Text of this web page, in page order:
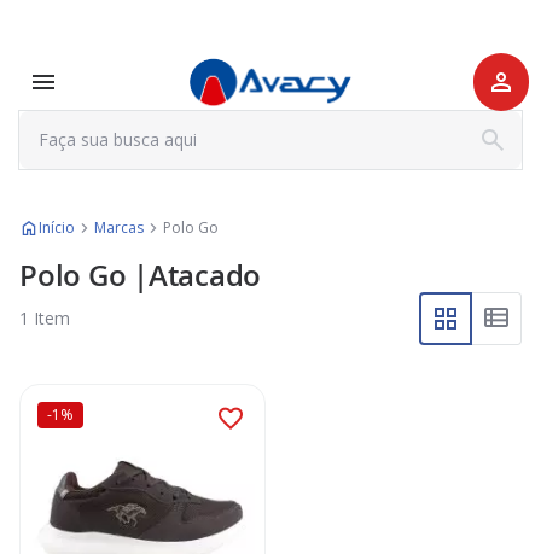
Início Marcas Polo Go
Polo Go |Atacado
1 Item
-1%